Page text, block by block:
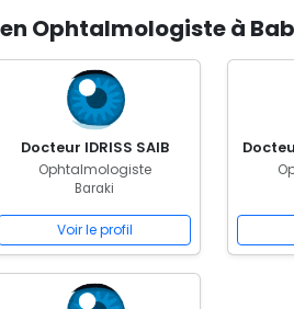
Ophtalmologiste à
Docteur IDRISS SAIB
Ophtalmologiste
Baraki
Voir le profil